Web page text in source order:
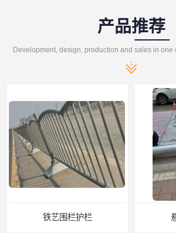
产品推荐
铁艺围栏护栏